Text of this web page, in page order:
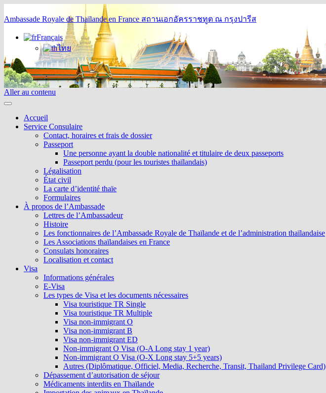
Ambassade Royale de Thaïlande en France สถานเอกอัครราชทูต ณ กรุงปารีส
Français
ไทย
Aller au contenu
Accueil
Service Consulaire
Contact, horaires et frais de dossier
Passeport
Une personne ayant la double nationalité et titulaire de deux passeports
Passeport perdu (pour les touristes thaïlandais)
Légalisation
État civil
La carte d’identité thaïe
Formulaires
À propos de l’Ambassade
Lettres de l’Ambassadeur
Histoire
Les fonctionnaires de l’Ambassade Royale de Thaïlande et de l’administration thaïlandaise
Les Associations thaïlandaises en France
Consulats honoraires
Localisation et contact
Visa
Informations générales
E-Visa
Les types de Visa et les documents nécessaires
Visa touristique TR Single
Visa touristique TR Multiple
Visa non-immigrant O
Visa non-immigrant B
Visa non-immigrant ED
Non-immigrant O Visa (O-A Long stay 1 year)
Non-immigrant O Visa (O-X Long stay 5+5 years)
Autres (Diplômatique, Officiel, Media, Recherche, Transit, Thailand Privilege Card)
Dépassement d’autorisation de séjour
Médicaments interdits en Thaïlande